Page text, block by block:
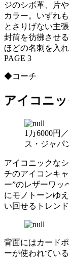
ジのシボ革、片
カラー。いずれ
とさりげない主
封筒を彷彿させ
ほどの名刺を入れ
PAGE 3
◆コーチ
アイコニ
1万6000円
ス・ジャパ
アイコニックな
チのアイコンキ
ー”のレザーワッ
にモノトーンゆ
い回せるトレン
背面にはカード
ーが使われてい